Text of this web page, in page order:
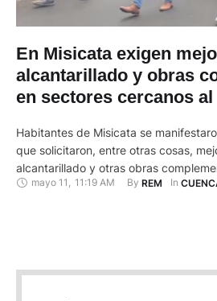
En Misicata exigen
alcantarillado y obras
en sectores cercanos
Habitantes de Misicata se
que solicitaron, entre otras cosas,
alcantarillado y otras obras
hospital municipal de Baños. El
mayo 11 , 11:19 AM By REM In